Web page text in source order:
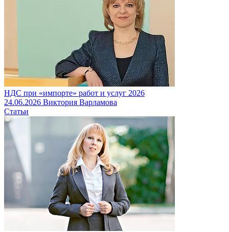
НДС при «импорте» работ и услуг 2026
24.06.2026 Виктория Варламова
Статьи